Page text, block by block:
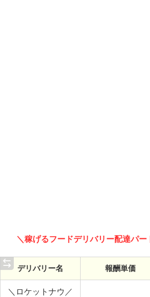
＼稼げるフードデリバリー配達パー
デリバリー名 報酬単価
＼ロケットナウ／